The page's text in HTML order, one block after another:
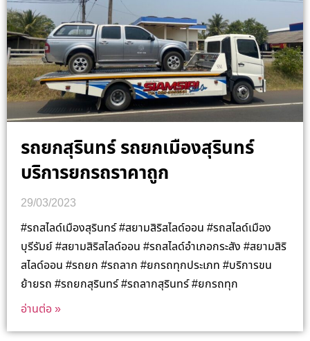
รถยกสุรินทร์ รถยกเมืองสุรินทร์
บริการยกรถราคาถูก
29/03/2023
#รถสไลด์เมืองสุรินทร์ #สยามสิริสไลด์ออน #รถสไลด์เมือง
บุรีรัมย์ #สยามสิริสไลด์ออน #รถสไลด์อำเภอกระสัง #สยามสิริ
สไลด์ออน #รถยก #รถลาก #ยกรถทุกประเภท #บริการขน
ย้ายรถ #รถยกสุรินทร์ #รถลากสุรินทร์ #ยกรถทุก
อ่านต่อ »